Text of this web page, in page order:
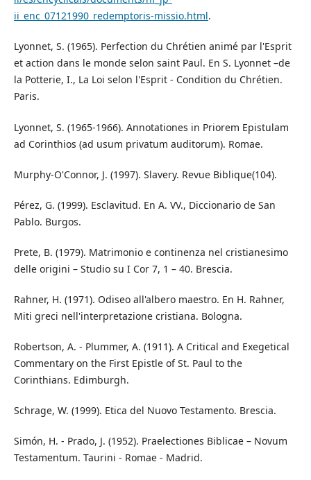
ii_enc_07121990_redemptoris-missio.html.
Lyonnet, S. (1965). Perfection du Chrétien animé par l'Esprit
et action dans le monde selon saint Paul. En S. Lyonnet –de
la Potterie, I., La Loi selon l'Esprit - Condition du Chrétien.
Paris.
Lyonnet, S. (1965-1966). Annotationes in Priorem Epistulam
ad Corinthios (ad usum privatum auditorum). Romae.
Murphy-O'Connor, J. (1997). Slavery. Revue Biblique(104).
Pérez, G. (1999). Esclavitud. En A. VV., Diccionario de San
Pablo. Burgos.
Prete, B. (1979). Matrimonio e continenza nel cristianesimo
delle origini – Studio su I Cor 7, 1 – 40. Brescia.
Rahner, H. (1971). Odiseo all'albero maestro. En H. Rahner,
Miti greci nell'interpretazione cristiana. Bologna.
Robertson, A. - Plummer, A. (1911). A Critical and Exegetical
Commentary on the First Epistle of St. Paul to the
Corinthians. Edimburgh.
Schrage, W. (1999). Etica del Nuovo Testamento. Brescia.
Simón, H. - Prado, J. (1952). Praelectiones Biblicae – Novum
Testamentum. Taurini - Romae - Madrid.